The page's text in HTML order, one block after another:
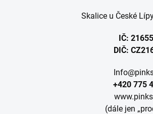
Skalice u České
IČ:
DIČ:
+420 775
(dále jen